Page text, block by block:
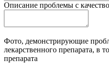
Описание проблемы с
Фото, демонстрирующие
лекарственного препарата, в
препарата